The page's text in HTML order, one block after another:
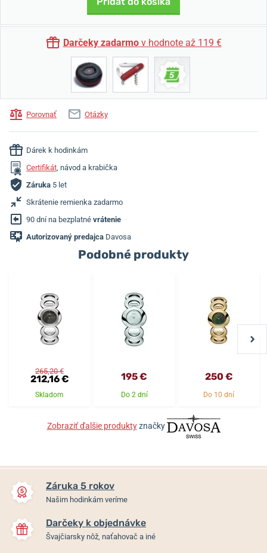
Darčeky zadarmov hodnote až 119 €
Porovnať Otázky
Dárek k hodinkám
Certifikát, návod a krabička
Záruka 5 let
Skrátenie remienka zadarmo
90 dní na bezplatné vrátenie
Autorizovaný predajca Davosa
Podobné produkty
265,20 €
212,16 €
Skladom
195 €
Do 2 dní
250 €
Do 10 dní
Zobraziť ďalšie produktyznačky
Záruka 5 rokov
Našim hodinkám veríme
Darčeky k objednávke
Švajčiarsky nôž, naťahovač a iné